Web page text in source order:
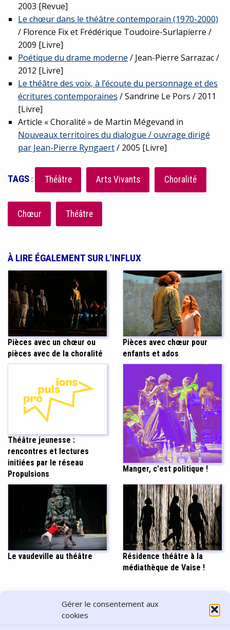
Gérer le consentement aux
cookies
2003 [Revue]
Le chœur dans le théâtre contemporain (1970-2000)
/ Florence Fix et Frédérique Toudoire-Surlapierre /
2009 [Livre]
Poétique du drame moderne / Jean-Pierre Sarrazac /
2012 [Livre]
Le théâtre des voix, à l’écoute du personnage et des
écritures contemporaines / Sandrine Le Pors / 2011
[Livre]
Article « Choralité » de Martin Mégevand in
Nouveaux territoires du dialogue / ouvrage dirigé
par Jean-Pierre Ryngaert/ 2005 [Livre]
TAGS: Théâtre Arts Vivants Choralité
Chœur Théâtre
À LIRE ÉGALEMENT SUR L'INFLUX
Pièces avec un chœur ou
pièces avec de la choralité
Pièces avec chœur pour
enfants et ados
Théâtre jeunesse :
rencontres et lectures
initiées par le réseau
Propulsions
Manger, c'est politique !
Le vaudeville au théâtre
Résidence théâtre à la
médiathèque de Vaise !
PARTAGER CET ARTICLE